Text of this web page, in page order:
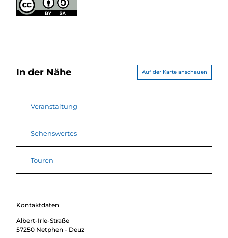
In der Nähe Auf der Karte anschauen
Veranstaltung
Sehenswertes
Touren
Kontaktdaten
Albert-Irle-Straße
57250 Netphen - Deuz